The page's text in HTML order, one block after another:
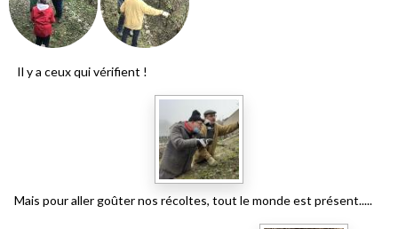
Il y a ceux qui vérifient !
Mais pour aller goûter nos récoltes, tout le monde est présent.....